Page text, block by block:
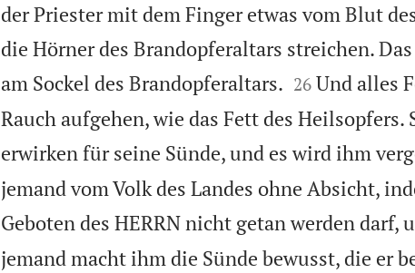
der Priester mit dem Finger etwas vom Blut
die Hörner des Brandopferaltars streichen.
am Sockel des Brandopferaltars.
26 Und alles
Rauch aufgehen, wie das Fett des
erwirken für seine Sünde, und es wird ihm
jemand vom Volk des Landes ohne Absicht,
Geboten des HERRN nicht getan werden darf,
jemand macht ihm die Sünde bewusst, die er